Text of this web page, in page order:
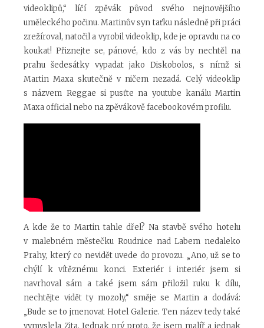
videoklipů,“ líčí zpěvák původ svého nejnovějšího
uměleckého počinu. Martinův syn taťku následně při práci
zrežíroval, natočil a vyrobil videoklip, kde je opravdu na co
koukat! Přiznejte se, pánové, kdo z vás by nechtěl na
prahu šedesátky vypadat jako Diskobolos, s nímž si
Martin Maxa skutečně v ničem nezadá. Celý videoklip
s názvem Reggae si pusťte na youtube kanálu Martin
Maxa official nebo na zpěvákově facebookovém profilu.
A kde že to Martin tahle dřel? Na stavbě svého hotelu
v malebném městečku Roudnice nad Labem nedaleko
Prahy, který co nevidět uvede do provozu. „Ano, už se to
chýlí k vítěznému konci. Exteriér i interiér jsem si
navrhoval sám a také jsem sám přiložil ruku k dílu,
nechtějte vidět ty mozoly,“ směje se Martin a dodává:
„Bude se to jmenovat Hotel Galerie. Ten název tedy také
vymyslela Zita. Jednak prý proto, že jsem malíř a jednak